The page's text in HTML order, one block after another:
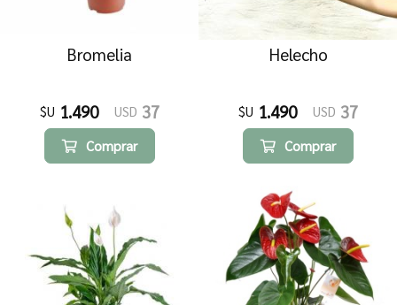
Bromelia
$U 1.490 USD 37
Comprar
Helecho
$U 1.490 USD 37
Comprar